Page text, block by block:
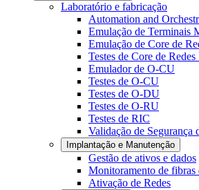
Laboratório e fabricação
Automation and
Emulação de Terminais
Emulação de Core de
Testes de Core de
Emulador de O-CU
Testes de O-CU
Testes de O-DU
Testes de O-RU
Testes de RIC
Validação de Segurança
Implantação e Manutenção
Gestão de ativos e dados
Monitoramento de fibras
Ativação de Redes